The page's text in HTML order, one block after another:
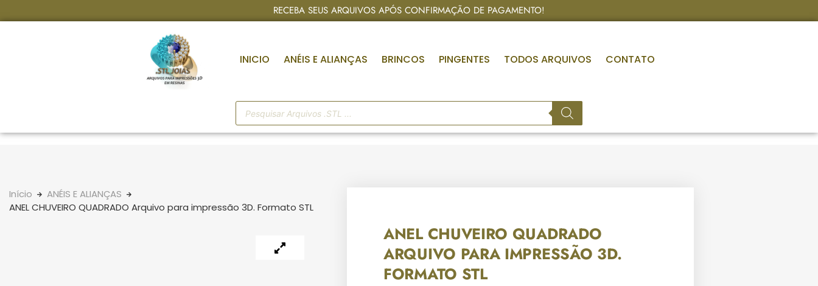
RECEBA SEUS ARQUIVOS APÓS CONFIRMAÇÃO DE PAGAMENTO!
INICIO ANÉIS E ALIANÇAS BRINCOS PINGENTES TODOS ARQUIVOS CONTATO
Início
ANÉIS E ALIANÇAS
ANEL CHUVEIRO QUADRADO Arquivo para impressão 3D. Formato STL
ANEL CHUVEIRO QUADRADO
ARQUIVO PARA IMPRESSÃO 3D.
FORMATO STL